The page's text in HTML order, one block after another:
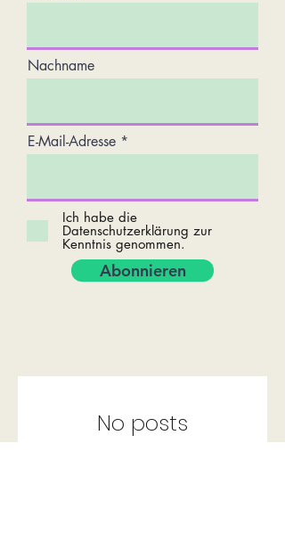
Nachname
E-Mail-Adresse
Ich habe die
Datenschutzerklärung zur
Kenntnis genommen.
Abonnieren
No posts